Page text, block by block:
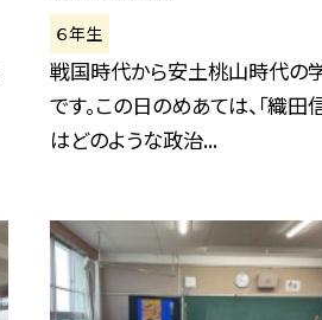
６年生
戦国時代から安土桃山時代の
です。この日のめあては、「織田
はどのような政治...